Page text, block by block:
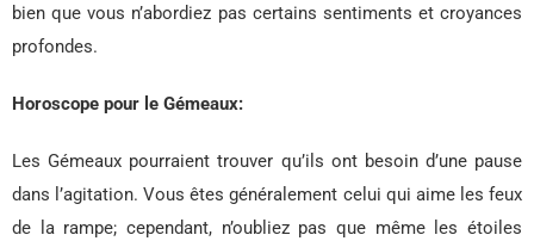
bien que vous n’abordiez pas certains sentiments et croyances
profondes.
Horoscope pour le Gémeaux:
Les Gémeaux pourraient trouver qu’ils ont besoin d’une pause
dans l’agitation. Vous êtes généralement celui qui aime les feux
de la rampe; cependant, n’oubliez pas que même les étoiles